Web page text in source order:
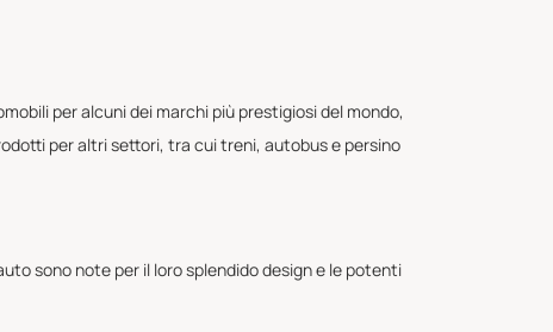
per alcuni dei marchi più prestigiosi del mondo,
per altri settori, tra cui treni, autobus e persino
sono note per il loro splendido design e le potenti